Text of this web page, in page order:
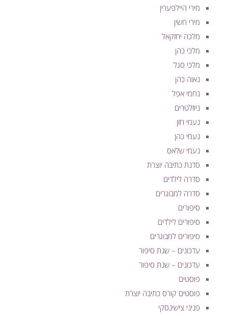
מירי היילפערין
מירי חשין
מלכה יחזקאל
מלכי כהן
מלכי סגל
נאוה כהן
נחמי אפל
ניוזלטרים
נעמי חזן
נעמי כהן
נעמי שלאס
סדנת כתיבה יוצרת
סדרה לילדים
סדרה למבוגרים
סיפורים
סיפורים לילדים
סיפורים למבוגרים
עדכונים – שנת סיפור
עדכונים – שנת סיפור
פוסטים
פוסטים קורס כתיבה יוצרת
פניני צישינסקי